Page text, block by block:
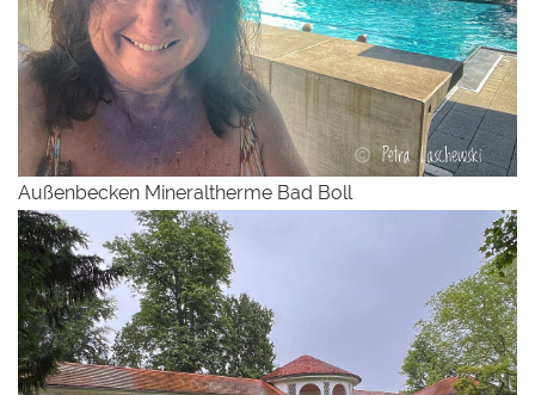
Außenbecken Mineraltherme Bad Boll